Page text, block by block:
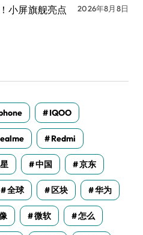
小屏旗舰亮点
2026年8月8日
IQOO
Redmi
中国 京东
全球 区块 华为
微软 怎么